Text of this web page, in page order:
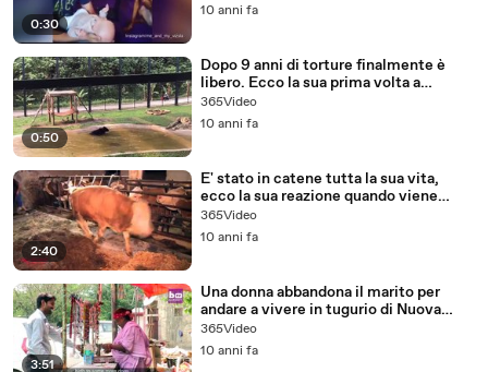
0:30
10 anni fa
0:50
Dopo 9 anni di torture finalmente è
libero. Ecco la sua prima volta a
contatto con l'acqua!
365Video
10 anni fa
2:40
E' stato in catene tutta la sua vita,
ecco la sua reazione quando viene
liberato.
365Video
10 anni fa
3:51
Una donna abbandona il marito per
andare a vivere in tugurio di Nuova
Delhi...ecco perchè
365Video
10 anni fa